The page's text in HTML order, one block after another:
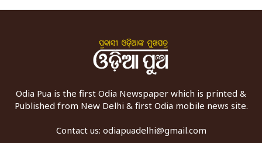
Odia Pua is the first Odia Newspaper which is printed &
Published from New Delhi & first Odia mobile news site.
Contact us: odiapuadelhi@gmail.com